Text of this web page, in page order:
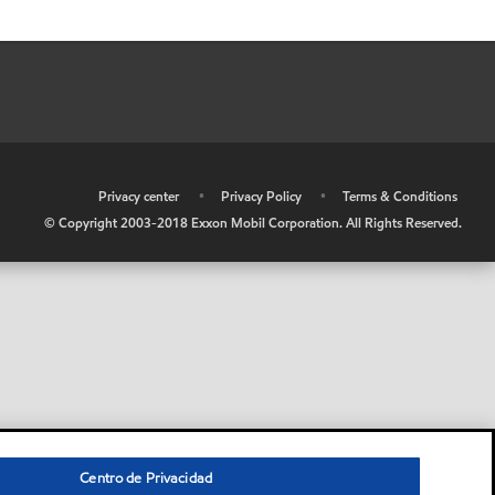
Privacy center • Privacy Policy •
Terms & Conditions
© Copyright 2003-2018 Exxon Mobil Corporation. All Rights Reserved.
Centro de Privacidad